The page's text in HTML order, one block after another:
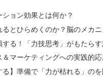
ション効果とは何か？
るとひらめくのか？脳のメカニ
する！「力技思考」がもたら
＆マーケティングへの実践的応
る】準備で「力が枯れる」の